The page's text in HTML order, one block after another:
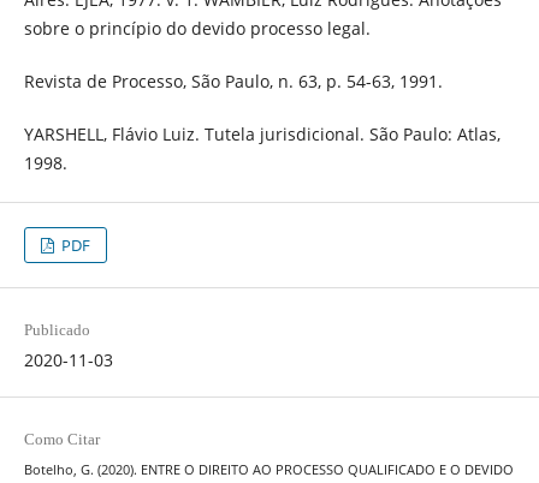
sobre o princípio do devido processo legal.
Revista de Processo, São Paulo, n. 63, p. 54-63, 1991.
YARSHELL, Flávio Luiz. Tutela jurisdicional. São Paulo: Atlas,
1998.
PDF
Publicado
2020-11-03
Como Citar
Botelho, G. (2020). ENTRE O DIREITO AO PROCESSO QUALIFICADO E O DEVIDO